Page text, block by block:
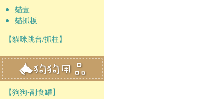
貓壹
貓抓板
【貓咪跳台/抓柱】
【狗狗-副食罐】